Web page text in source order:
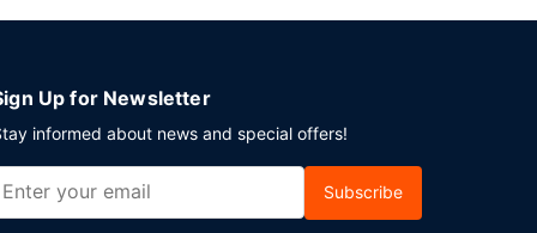
Up for Newsletter
informed about news and special offers!
Subscribe